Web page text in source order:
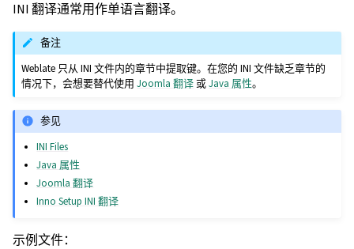
INI 翻译通常用作单语言翻译。
备注
Weblate 只从 INI 文件内的章节中提取键。在您的 INI 文件缺乏章节的
情况下，会想要替代使用Joomla 翻译或Java 属性。
参见
INI Files
Java 属性
Joomla 翻译
Inno Setup INI 翻译
示例文件：